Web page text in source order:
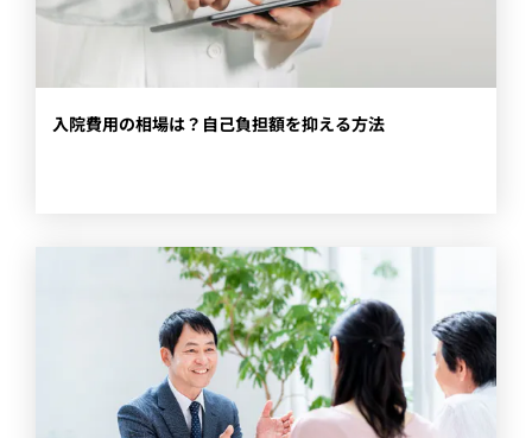
入院費用の相場は？自己負担額を抑える方法